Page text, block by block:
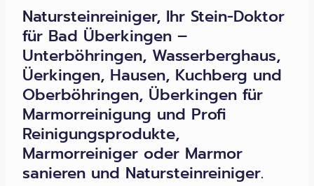
Natursteinreiniger, Ihr Stein-Doktor
für Bad Überkingen –
Unterböhringen, Wasserberghaus,
Üerkingen, Hausen, Kuchberg und
Oberböhringen, Überkingen für
Marmorreinigung und Profi
Reinigungsprodukte,
Marmorreiniger oder Marmor
sanieren und Natursteinreiniger.